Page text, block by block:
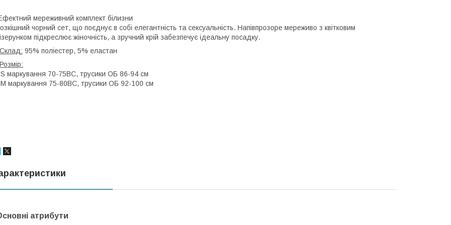
мереживний комплект білизни
чорний сет, що поєднує в собі елегантність та сексуальність. Напівпрозоре мереживо з квітковим
підкреслює жіночність, а зручний крій забезпечує ідеальну посадку.
Склад: 95% поліестер, 5% еластан
Розмір:
маркування 70-75ВС, трусики ОБ 86-94 см
маркування 75-80ВС, трусики ОБ 92-100 см
атрибути